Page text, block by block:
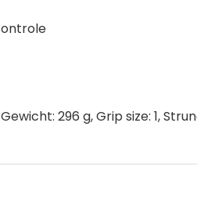
296 g, Grip size: 1,